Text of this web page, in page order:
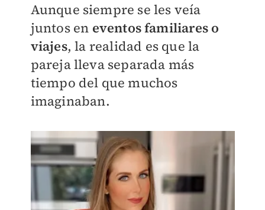
Aunque siempre se les veía
juntos en eventos familiares o
viajes, la realidad es que la
pareja lleva separada más
tiempo del que muchos
imaginaban.